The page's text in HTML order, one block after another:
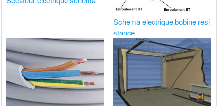
Schema electrique bobine resi
stance